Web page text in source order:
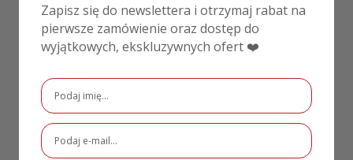
PCV
Rodzaj personalizacji
Wzór
Standardowy, Personalizowany imionami i datą
Zapisz się do newslettera i otrzymaj rabat na
pierwsze zamówienie oraz dostęp do
wyjątkowych, ekskluzywnych ofert ❤️